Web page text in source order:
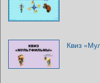
Квиз